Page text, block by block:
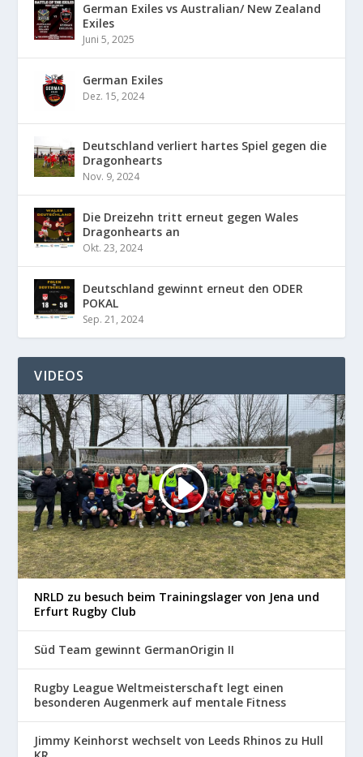
German Exiles vs Australian/ New Zealand
Exiles
Juni 5, 2025
German Exiles
Dez. 15, 2024
Deutschland verliert hartes Spiel gegen die
Dragonhearts
Nov. 9, 2024
Die Dreizehn tritt erneut gegen Wales
Dragonhearts an
Okt. 23, 2024
Deutschland gewinnt erneut den ODER
POKAL
Sep. 21, 2024
VIDEOS
NRLD zu besuch beim Trainingslager von Jena und
Erfurt Rugby Club
Süd Team gewinnt GermanOrigin II
Rugby League Weltmeisterschaft legt einen
besonderen Augenmerk auf mentale Fitness
Jimmy Keinhorst wechselt von Leeds Rhinos zu Hull